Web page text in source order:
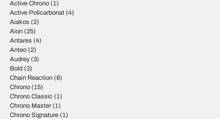
Active Chrono (1)
Active Policarbonat (4)
Aiakos (2)
Aion (25)
Antares (4)
Anteo (2)
Audrey(3)
Bold (3)
Chain Reaction (6)
Chrono (15)
Chrono Classic (1)
Chrono Master (1)
Chrono Signature (1)